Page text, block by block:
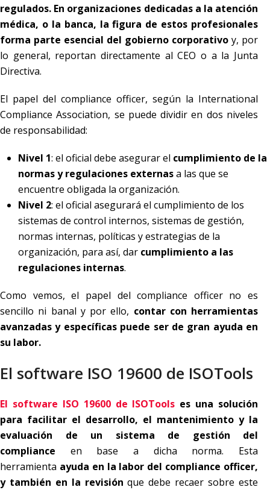
regulados. En organizaciones dedicadas a la atención
médica, o la banca, la figura de estos profesionales
forma parte esencial del gobierno corporativo y, por
lo general, reportan directamente al CEO o a la Junta
Directiva.
El papel del compliance officer, según la International
Compliance Association, se puede dividir en dos niveles
de responsabilidad:
Nivel 1: el oficial debe asegurar el cumplimiento de la
normas y regulaciones externasa las que se
encuentre obligada la organización.
Nivel 2: el oficial asegurará el cumplimiento de los
sistemas de control internos, sistemas de gestión,
normas internas, políticas y estrategias de la
organización, para así, dar cumplimiento a las
regulaciones internas.
Como vemos, el papel del compliance officer no es
sencillo ni banal y por ello, contar con herramientas
avanzadas y específicas puede ser de gran ayuda en
su labor.
El software ISO 19600 de ISOTools
El software ISO 19600 de ISOTools es una solución
para facilitar el desarrollo, el mantenimiento y la
evaluación de un sistema de gestión del
compliance en base a dicha norma. Esta
herramienta ayuda en la labor del compliance officer,
y también en la revisión que debe recaer sobre este